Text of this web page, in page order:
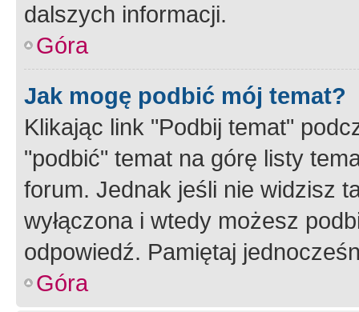
dalszych informacji.
Góra
Jak mogę podbić mój temat?
Klikając link "Podbij temat"
"podbić" temat na górę listy
forum. Jednak jeśli nie widzisz
wyłączona i wtedy możesz
odpowiedź. Pamiętaj
Góra